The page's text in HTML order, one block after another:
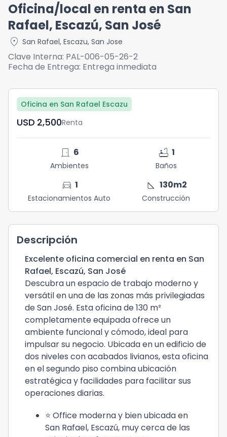
Oficina/local en renta en San
Rafael, Escazú, San José
location_on San Rafael, Escazu, San Jose
Clave Interna: PAL-006-05-26-2
Fecha de Entrega: Entrega inmediata
Oficina en San Rafael Escazu
USD	2,500Renta
door_front 6
Ambientes
bathtub 1
Baños
directions_car 1
Estacionamientos Auto
square_foot 130m2
Construcción
Descripción
Excelente oficina comercial en renta en San
Rafael, Escazú, San José
Descubra un espacio de trabajo moderno y
versátil en una de las zonas más privilegiadas
de San José. Esta oficina de 130 m²
completamente equipada ofrece un
ambiente funcional y cómodo, ideal para
impulsar su negocio. Ubicada en un edificio de
dos niveles con acabados livianos, esta oficina
en el segundo piso combina ubicación
estratégica y facilidades para facilitar sus
operaciones diarias.
⭐️ Office moderna y bien ubicada en
San Rafael, Escazú, muy cerca de las